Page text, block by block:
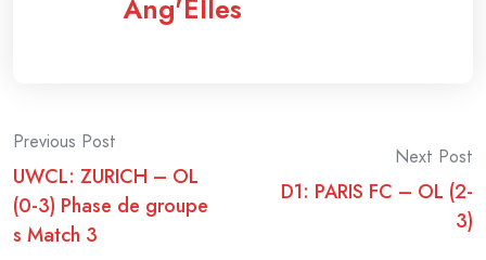
Ang'Elles
Post
navigation
Previous Post
UWCL: ZURICH – OL
(0-3) Phase de groupe
s Match 3
Next Post
D1: PARIS FC – OL (2-
3)